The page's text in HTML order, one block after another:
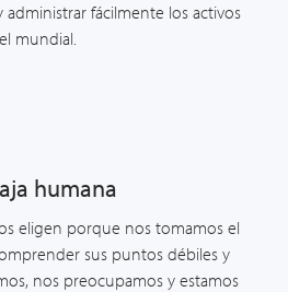
administrar fácilmente los activos
mundial.
humana
eligen porque nos tomamos el
sus puntos débiles y
nos preocupamos y estamos